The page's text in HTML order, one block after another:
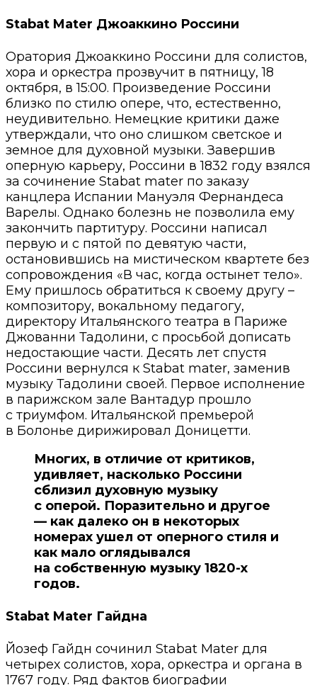
Stabat Mater Джоаккино Россини
Оратория Джоаккино Россини для солистов,
хора и оркестра прозвучит в пятницу, 18
октября, в 15:00. Произведение Россини
близко по стилю опере, что, естественно,
неудивительно. Немецкие критики даже
утверждали, что оно слишком светское и
земное для духовной музыки. Завершив
оперную карьеру, Россини в 1832 году взялся
за сочинение Stabat mater по заказу
канцлера Испании Мануэля Фернандеса
Варелы. Однако болезнь не позволила ему
закончить партитуру. Россини написал
первую и c пятой по девятую части,
остановившись на мистическом квартете без
сопровождения «В час, когда остынет тело».
Ему пришлось обратиться к своему другу –
композитору, вокальному педагогу,
директору Итальянского театра в Париже
Джованни Тадолини, с просьбой дописать
недостающие части. Десять лет спустя
Россини вернулся к Stabat mater, заменив
музыку Тадолини своей. Первое исполнение
в парижском зале Вантадур прошло
c триумфом. Итальянской премьерой
в Болонье дирижировал Доницетти.
Многих, в отличие от критиков,
удивляет, насколько Россини
сблизил духовную музыку
c оперой. Поразительно и другое
— как далеко он в некоторых
номерах ушел от оперного стиля и
как мало оглядывался
на собственную музыку 1820-х
годов.
Stabat Mater Гайдна
Йозеф Гайдн сочинил Stabat Mater для
четырех солистов, хора, оркестра и органа в
1767 году. Ряд фактов биографии